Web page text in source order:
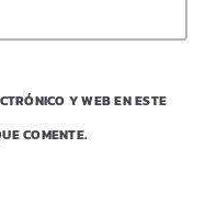
Y WEB EN ESTE
COMENTE.